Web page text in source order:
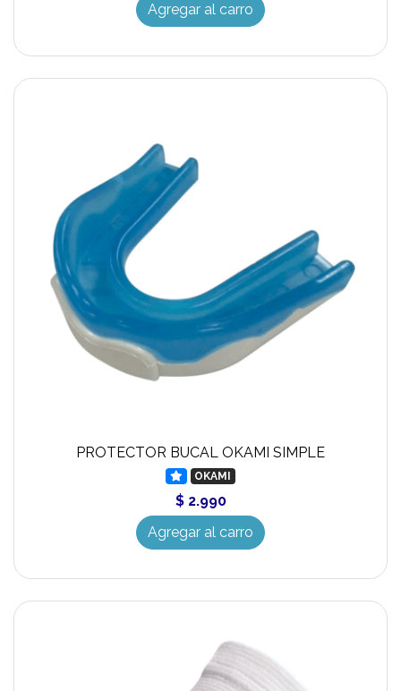
Agregar al carro
PROTECTOR BUCAL OKAMI SIMPLE
OKAMI
$ 2.990
Agregar al carro